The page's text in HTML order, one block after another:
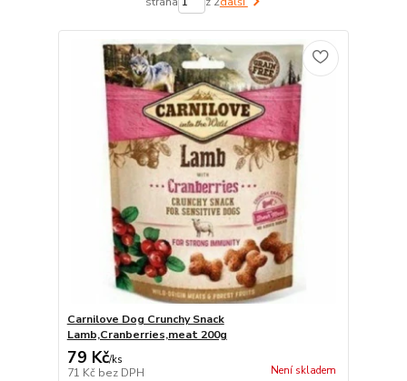
Carnilove Dog Crunchy Snack
Lamb,Cranberries,meat 200g
79 Kč/ks
71 Kč bez DPH Není skladem